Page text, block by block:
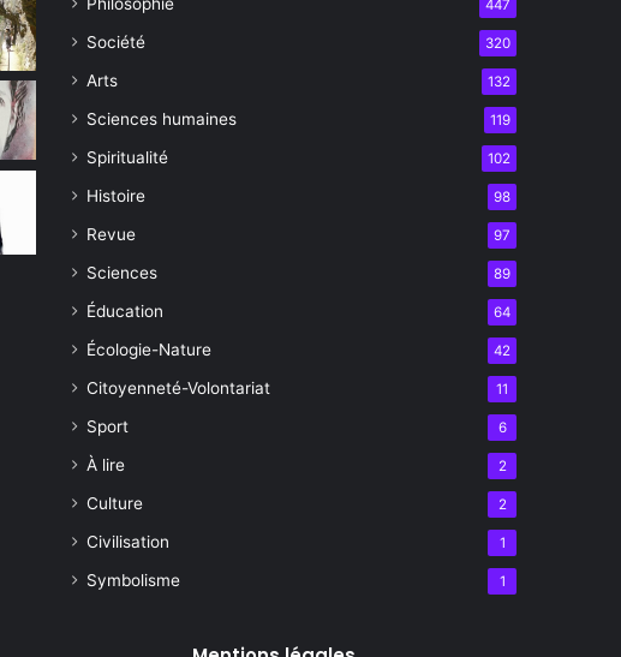
447
Société 320
Arts 132
Sciences humaines 119
Spiritualité 102
Histoire 98
Revue 97
Sciences 89
Éducation 64
Écologie-Nature 42
Citoyenneté-Volontariat 11
Sport 6
À lire 2
Culture 2
Civilisation 1
Symbolisme 1